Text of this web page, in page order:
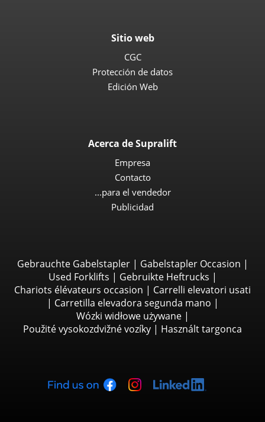
Sitio web
CGC
Protección de datos
Edición Web
Acerca de Supralift
Empresa
Contacto
...para el vendedor
Publicidad
Gebrauchte Gabelstapler| Gabelstapler Occasion |
Used Forklifts | Gebruikte Heftrucks |
Chariots élévateurs occasion | Carrelli elevatori usati
| Carretilla elevadora segunda mano |
Wózki widłowe używane|
Použité vysokozdvižné vozíky | Használt targonca